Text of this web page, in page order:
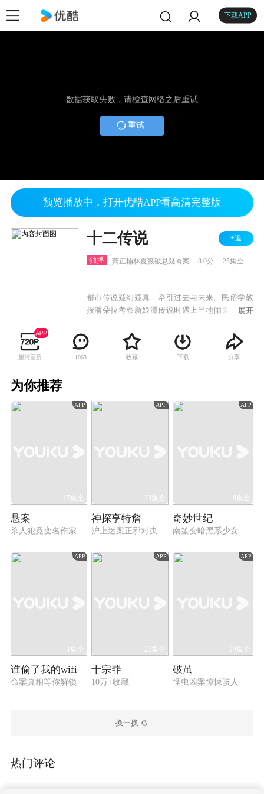
下载APP
数据获取失败，请检查网络之后重试
重试
预览播放中，打开优酷APP看高清完整版
十二传说 +追
独播 萧正楠林夏薇破悬疑奇案 8.0分 25集全
都市传说疑幻疑真，牵引过去与未来。民俗学教
授潘朵拉考察新娘潭传说时遇上当地闹鬼，她发
相，揭开准新娘黄玉不为人知的身世。潘朵拉恩
师失踪七年，其子竟是傅子博，二人决定完成其
未完成的论文《香港都会传说》，考察期间竟遇
当年事，竟辗转查到母亲经营的当铺，此时傅子
展开
超清画质 1063 收藏 下载 分享
为你推荐
APP
17集全
悬案
杀人犯竟变名作家
APP
33集全
神探亨特詹
沪上迷案正邪对决
APP
8集全
奇妙世纪
南笙变暗黑系少女
APP
1集全
谁偷了我的wifi
命案真相等你解锁
APP
21集全
十宗罪
10万+收藏
APP
24集全
破茧
怪虫凶案惊悚骇人
换一换
热门评论